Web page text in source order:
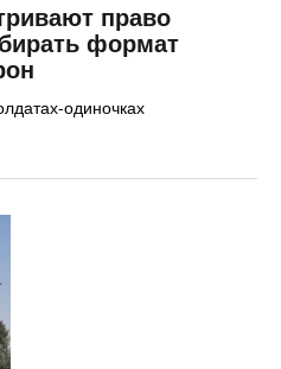
право
формат
одиночках